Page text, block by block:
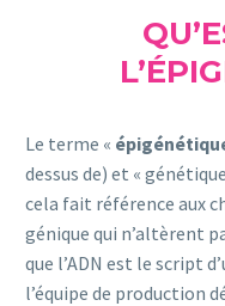
Le terme «
dessus de) et «
cela fait référence aux
génique qui n’altèrent
que l’ADN est le script
l’équipe de production